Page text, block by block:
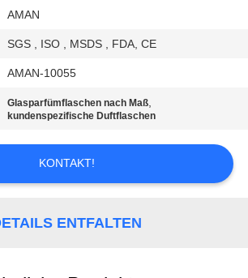
AMAN
SGS , ISO , MSDS , FDA, CE
AMAN-10055
Glasparfümflaschen nach Maß,
kundenspezifische Duftflaschen
KONTAKT!
ENTFALTEN